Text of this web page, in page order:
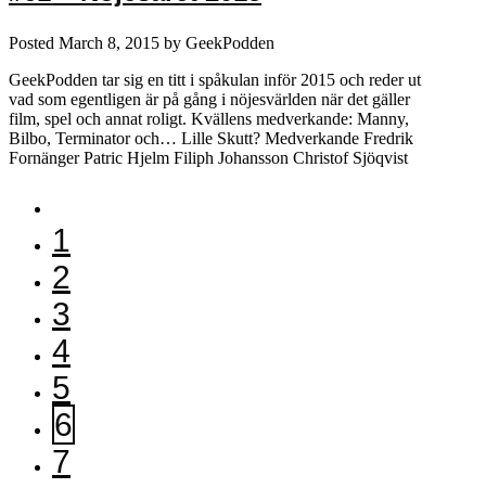
Posted March 8, 2015 by GeekPodden
GeekPodden tar sig en titt i spåkulan inför 2015 och reder ut
vad som egentligen är på gång i nöjesvärlden när det gäller
film, spel och annat roligt. Kvällens medverkande: Manny,
Bilbo, Terminator och… Lille Skutt? Medverkande Fredrik
Fornänger Patric Hjelm Filiph Johansson Christof Sjöqvist
1
2
3
4
5
6
7